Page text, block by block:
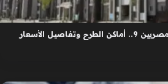
الأسعار